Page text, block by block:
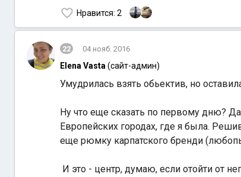
Нравится: 2
22 04 нояб. 2016
Elena Vasta (сайт-админ)
Умудрилась взять обьектив, но
Ну что еще сказать по первому дню?
Европейских городах, где я была.
еще рюмку карпатского бренди
И это - центр, думаю, если отойти от